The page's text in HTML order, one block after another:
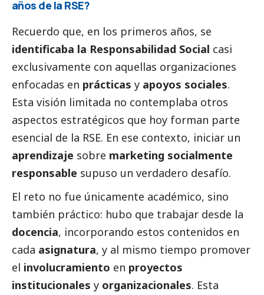
años de la RSE?
Recuerdo que, en los primeros años, se
identificaba la Responsabilidad Social casi
exclusivamente con aquellas organizaciones
enfocadas en prácticas y apoyos sociales.
Esta visión limitada no contemplaba otros
aspectos estratégicos que hoy forman parte
esencial de la RSE. En ese contexto, iniciar un
aprendizaje sobre marketing socialmente
responsable supuso un verdadero desafío.
El reto no fue únicamente académico, sino
también práctico: hubo que trabajar desde la
docencia, incorporando estos contenidos en
cada asignatura, y al mismo tiempo promover
el involucramiento en proyectos
institucionales y organizacionales. Esta